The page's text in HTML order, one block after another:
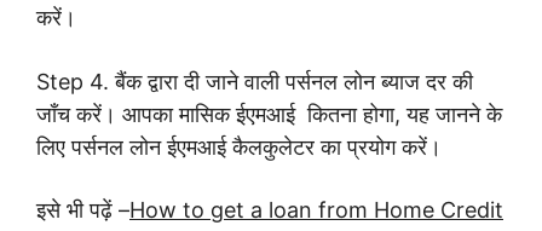
करें।
Step 4. बैंक द्वारा दी जाने वाली पर्सनल लोन ब्याज दर की
जाँच करें। आपका मासिक ईएमआई कितना होगा, यह जानने के
लिए पर्सनल लोन ईएमआई कैलकुलेटर का प्रयोग करें।
इसे भी पढ़ें –How to get a loan from Home Credit